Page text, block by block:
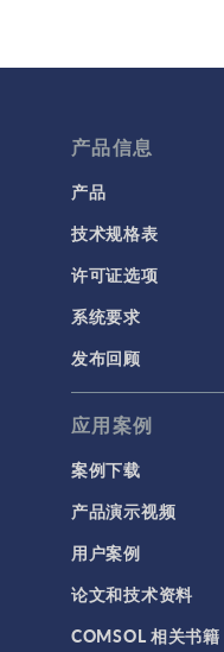
多孔介质流动
流体流动颗粒跟
电磁学
RF 与微波工程
低频电磁学
半导体器件
带电粒子追踪
波动光学
等离子体物理
科学新闻
结构 & 声学
MEMS & 压电
产品信息
产品
技术规格表
许可证选项
系统要求
发布回顾
应用案例
案例下载
产品演示视频
用户案例
论文和技术资料
COMSOL 相关书籍